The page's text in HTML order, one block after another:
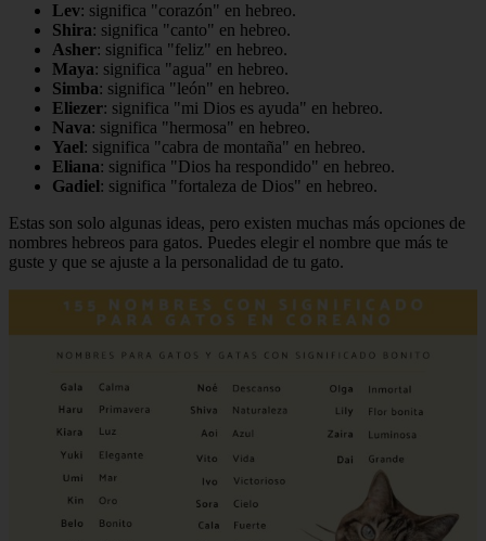
Lev: significa "corazón" en hebreo.
Shira: significa "canto" en hebreo.
Asher: significa "feliz" en hebreo.
Maya: significa "agua" en hebreo.
Simba: significa "león" en hebreo.
Eliezer: significa "mi Dios es ayuda" en hebreo.
Nava: significa "hermosa" en hebreo.
Yael: significa "cabra de montaña" en hebreo.
Eliana: significa "Dios ha respondido" en hebreo.
Gadiel: significa "fortaleza de Dios" en hebreo.
Estas son solo algunas ideas, pero existen muchas más opciones de
nombres hebreos para gatos. Puedes elegir el nombre que más te
guste y que se ajuste a la personalidad de tu gato.